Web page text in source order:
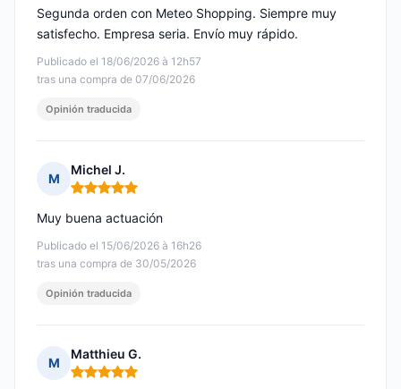
Publicado el 18/06/2026 à 12h57
tras una compra de 07/06/2026
Segunda orden con Meteo Shopping. Siempre muy
satisfecho. Empresa seria. Envío muy rápido.
Opinión traducida
M
Michel J.
Nota: 5 de 5
Publicado el 15/06/2026 à 16h26
tras una compra de 30/05/2026
Muy buena actuación
Opinión traducida
M
Matthieu G.
Nota: 5 de 5